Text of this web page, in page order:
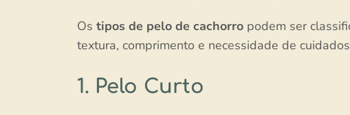
Os tipos de pelo de cachorro podem ser
textura, comprimento e necessidade de
1. Pelo Curto